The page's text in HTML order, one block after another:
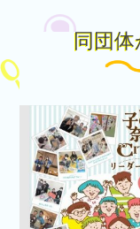
同団